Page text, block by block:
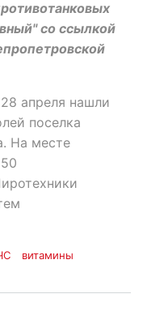
со ссылкой
апреля нашли
поселка
На месте
витамины